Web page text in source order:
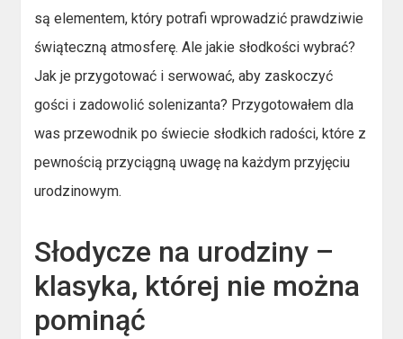
są elementem, który potrafi wprowadzić prawdziwie
świąteczną atmosferę. Ale jakie słodkości wybrać?
Jak je przygotować i serwować, aby zaskoczyć
gości i zadowolić solenizanta? Przygotowałem dla
was przewodnik po świecie słodkich radości, które z
pewnością przyciągną uwagę na każdym przyjęciu
urodzinowym.
Słodycze na urodziny –
klasyka, której nie można
pominąć